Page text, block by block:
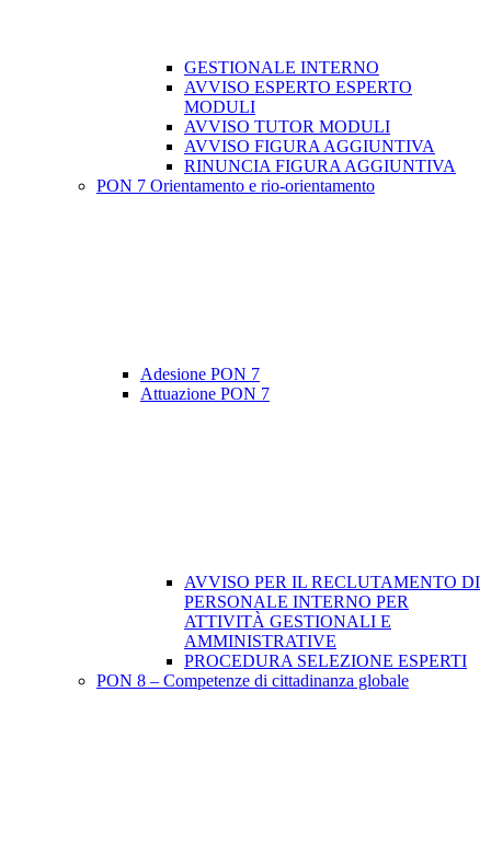
GESTIONALE INTERNO
AVVISO ESPERTO ESPERTO
MODULI
AVVISO TUTOR MODULI
AVVISO FIGURA AGGIUNTIVA
RINUNCIA FIGURA AGGIUNTIVA
PON 7 Orientamento e rio-orientamento
Adesione PON 7
Attuazione PON 7
AVVISO PER IL RECLUTAMENTO DI
PERSONALE INTERNO PER
ATTIVITÀ GESTIONALI E
AMMINISTRATIVE
PROCEDURA SELEZIONE ESPERTI
PON 8 – Competenze di cittadinanza globale